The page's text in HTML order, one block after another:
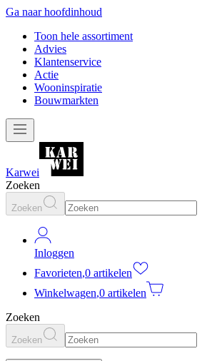
Ga naar hoofdinhoud
Toon hele assortiment
Advies
Klantenservice
Actie
Wooninspiratie
Bouwmarkten
Karwei
Zoeken
Zoeken
Inloggen
Favorieten,0 artikelen
Winkelwagen,0 artikelen
Zoeken
Zoeken